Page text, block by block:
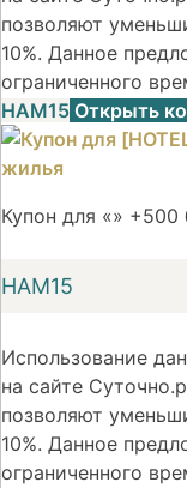
позволяют
10%. Данное
ограниченного
НАМ15 Открыть
Купон для «» +500
НАМ15
Использование
на сайте
позволяют
10%. Данное
ограниченного